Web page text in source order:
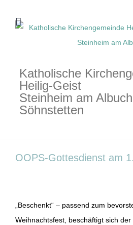
Inhalt
Katholische
Heilig-Geist
Steinheim am
Söhnstetten
OOPS-Gottesdienst am
„Beschenkt“ – passend zum
Weihnachtsfest, beschäftigt sich